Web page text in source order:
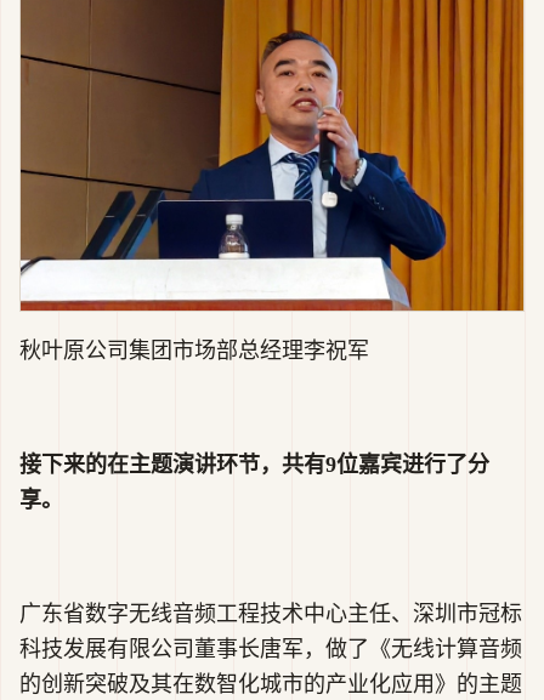
秋叶原公司集团市场部总经理李祝军
接下来的在主题演讲环节，共有9位嘉宾进行了分
享。
广东省数字无线音频工程技术中心主任、深圳市冠标
科技发展有限公司董事长唐军，做了《无线计算音频
的创新突破及其在数智化城市的产业化应用》的主题